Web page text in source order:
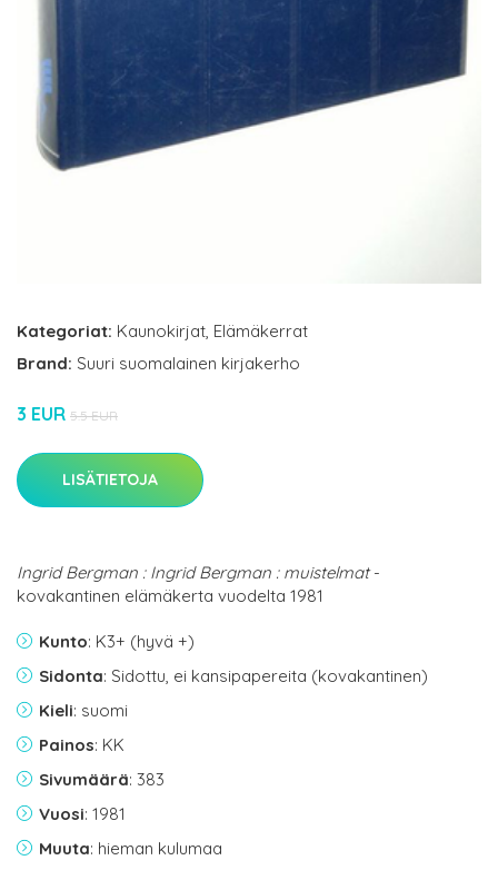
Kategoriat: Kaunokirjat, Elämäkerrat
Brand: Suuri suomalainen kirjakerho
3 EUR 5.5 EUR
LISÄTIETOJA
Ingrid Bergman : Ingrid Bergman : muistelmat-
kovakantinen elämäkerta vuodelta 1981
Kunto: K3+ (hyvä +)
Sidonta: Sidottu, ei kansipapereita (kovakantinen)
Kieli: suomi
Painos: KK
Sivumäärä: 383
Vuosi: 1981
Muuta: hieman kulumaa